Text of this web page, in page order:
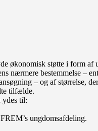
økonomisk støtte i form af
nærmere bestemmelse –
– og af størrelse,
tilfælde.
ydes til:
ungdomsafdeling.